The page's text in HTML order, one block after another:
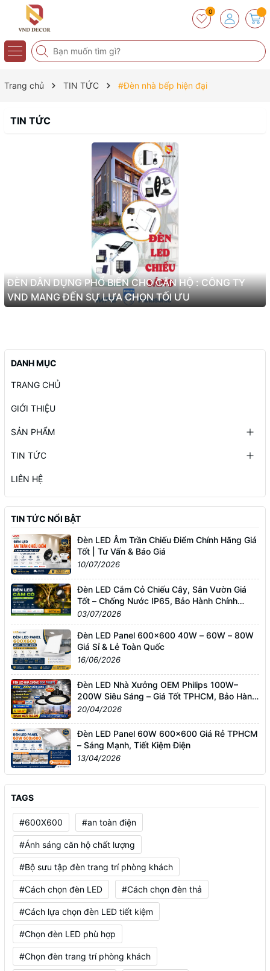
0
Trang chủ TIN TỨC #Đèn nhà bếp hiện đại
TIN TỨC
ĐÈN DÂN DỤNG PHỔ BIẾN CHO CĂN HỘ : CÔNG TY
VND MANG ĐẾN SỰ LỰA CHỌN TỐI ƯU
DANH MỤC
TRANG CHỦ
GIỚI THIỆU
SẢN PHẨM
TIN TỨC
LIÊN HỆ
TIN TỨC NỔI BẬT
Đèn LED Âm Trần Chiếu Điểm Chính Hãng Giá
Tốt | Tư Vấn & Báo Giá
10/07/2026
Đèn LED Cắm Cỏ Chiếu Cây, Sân Vườn Giá
Tốt – Chống Nước IP65, Bảo Hành Chính
Hãng
03/07/2026
Đèn LED Panel 600x600 40W – 60W – 80W
Giá Sỉ & Lẻ Toàn Quốc
16/06/2026
Đèn LED Nhà Xưởng OEM Philips 100W–
200W Siêu Sáng – Giá Tốt TPHCM, Bảo Hành
3 Năm
20/04/2026
Đèn LED Panel 60W 600x600 Giá Rẻ TPHCM
– Sáng Mạnh, Tiết Kiệm Điện
13/04/2026
TAGS
#600X600 #an toàn điện
#Ánh sáng căn hộ chất lượng
#Bộ sưu tập đèn trang trí phòng khách
#Cách chọn đèn LED #Cách chọn đèn thả
#Cách lựa chọn đèn LED tiết kiệm
#Chọn đèn LED phù hợp
#Chọn đèn trang trí phòng khách